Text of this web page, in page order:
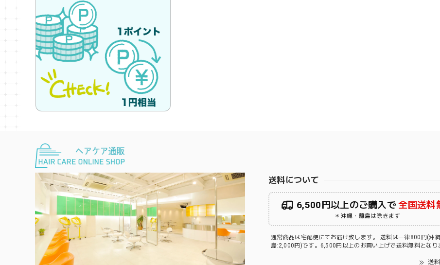
送料について
6,500円以上のご購入で全国送料
＊沖縄・離島は除きます
通常商品は宅配便にてお届け致します。 送料は一律800円(沖
島:2,000円)です。6,500円以上のお買い上げで送料無料となり
送